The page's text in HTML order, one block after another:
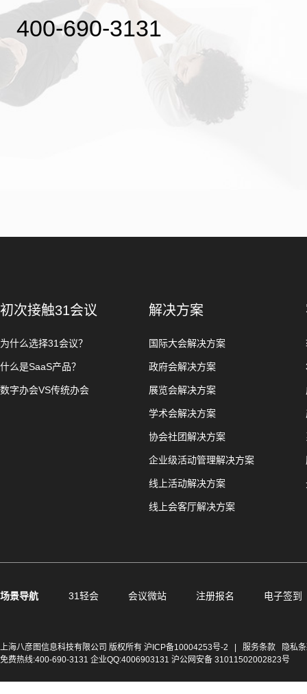
400-690-3131
初次接触31会议
为什么选择31会议？
什么是SaaS产品？
数字办会VS传统办会
解决方案
国际大会解决方案
政府会解决方案
展览会解决方案
学术会解决方案
协会社团解决方案
企业级活动管理解决方案
线上活动解决方案
线上会客厅解决方案
场景导航 31轻会 会议微站 注册报名 电子签到
上海八彦图信息科技有限公司 版权所有 沪ICP备10004253号-2 服务条款
隐私
免费热线:400-690-3131 企业QQ:4006903131 沪公网安备 31011502002823号